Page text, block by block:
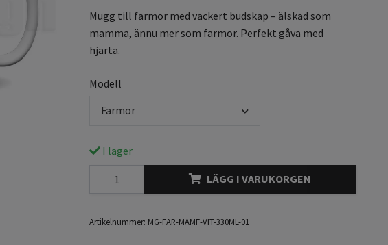
Mugg till farmor med vackert budskap – älskad som
mamma, ännu mer som farmor. Perfekt gåva med
hjärta.
Modell
Farmor
I lager
LÄGG I VARUKORGEN
Artikelnummer: MG-FAR-MAMF-VIT-330ML-01